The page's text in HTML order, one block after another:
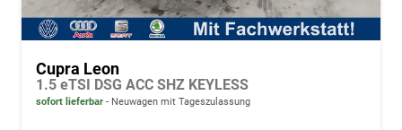
Cupra Leon
1.5 eTSI DSG ACC SHZ KEYLESS
sofort lieferbar Neuwagen mit Tageszulassung